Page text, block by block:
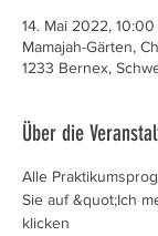
14. Mai 2022,
Mamajah-Gärten,
1233 Bernex,
Über die
Alle
Sie auf &quot;Ich
klicken